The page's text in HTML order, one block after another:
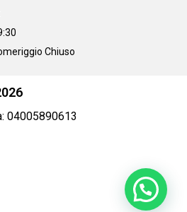
Chiuso
04005890613